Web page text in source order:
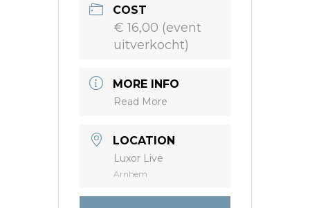
COST
€ 16,00 (event
uitverkocht)
MORE INFO
Read More
LOCATION
Luxor Live
Arnhem